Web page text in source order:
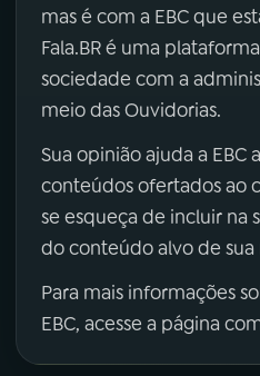
mas é com a EBC que
Fala.BR é uma
sociedade com a
meio das Ouvidorias.
Sua opinião ajuda a EBC
conteúdos ofertados ao
se esqueça de incluir na
do conteúdo alvo de sua
Para mais informações
EBC, acesse a página